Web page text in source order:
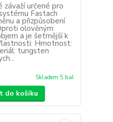
určené pro
Fastach
a přizpůsobení
olověným
a je šetrnější k
Hmotnost:
tungsten
Skladem 5 bal
do košíku